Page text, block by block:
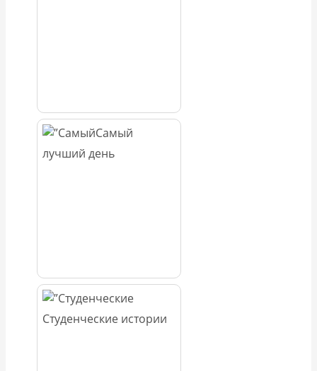
Самый
лучший день
Студенческие истории